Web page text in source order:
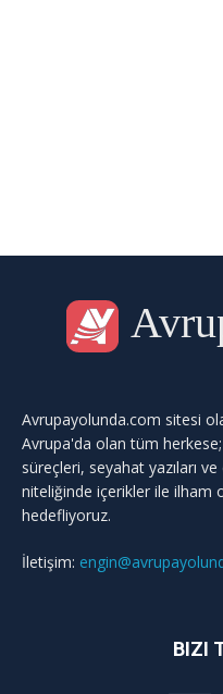
Avrupayolunda.com sitesi
Avrupa'da olan tüm
süreçleri, seyahat yazıları
niteliğinde içerikler ile ilham
hedefliyoruz.
İletişim:
BIZI